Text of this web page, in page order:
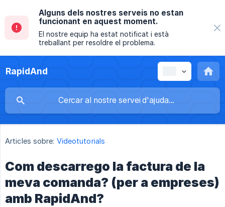
Alguns dels nostres serveis no estan
funcionant en aquest moment.
El nostre equip ha estat notificat i està
treballant per resoldre el problema.
RapidAnd
Articles sobre: Videotutorials
Com descarrego la factura de la
meva comanda? (per a empreses)
amb RapidAnd?